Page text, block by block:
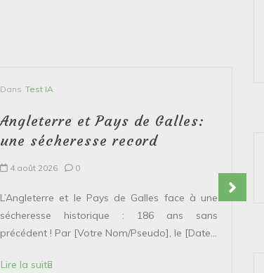
Dans Test IA
Angleterre et Pays de Galles:
une sécheresse record
4 août 2026 0
L’Angleterre et le Pays de Galles face à une
sécheresse historique : 186 ans sans
précédent ! Par [Votre Nom/Pseudo], le [Date...
Lire la suite